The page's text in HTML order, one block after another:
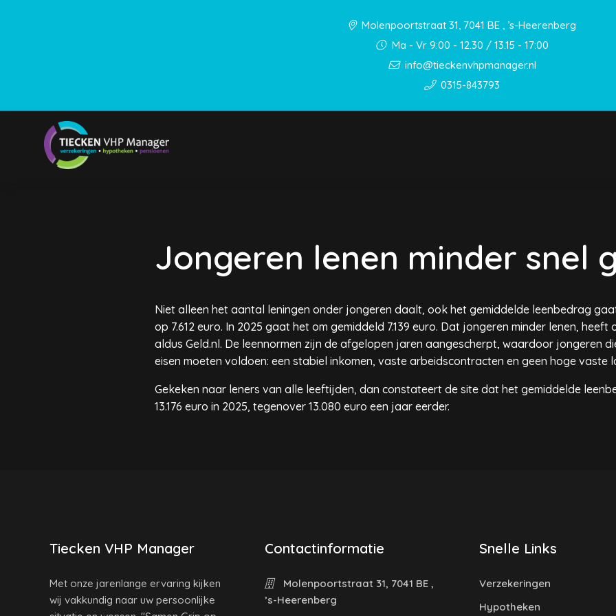
Molenpoortstraat 31, 7041 BE , ’s-Heerenberg
Ma - Vr 9:00 - 12.30 / 13.15 - 17:00
info@tieckenvhpmanager.nl
0315-843793
Jongeren lenen minder snel
Niet alleen het aantal leningen onder jongeren daalt, ook het gemiddelde leenbedrag
op 7.612 euro. In 2025 gaat het om gemiddeld 7.139 euro. Dat jongeren minder lenen,
aldus Geld.nl. De leennormen zijn de afgelopen jaren aangescherpt, waardoor jongeren
eisen moeten voldoen: een stabiel inkomen, vaste arbeidscontracten en geen hoge vaste
Gekeken naar leners van alle leeftijden, dan constateert de site dat het gemiddelde
13.176 euro in 2025, tegenover 13.080 euro een jaar eerder.
Tiecken VHP Manager
Met onze jarenlange ervaring kijken
wij vakkundig naar uw persoonlijke
Contactinformatie
Molenpoortstraat 31, 7041 BE ,
’s-Heerenberg
Snelle Links
Verzekeringen
Hypotheken